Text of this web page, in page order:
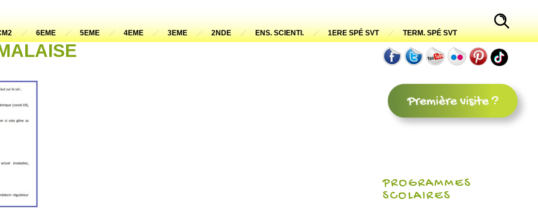
6EME 5EME 4EME 3EME 2NDE ENS. SCIENTI. 1ERE SPÉ SVT TERM. SPÉ SVT
PROGRAMMES
SCOLAIRES